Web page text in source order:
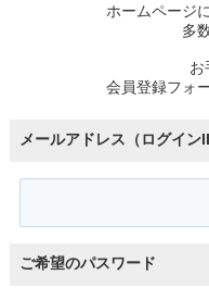
ホームページ
多
お
会員登録フォ
メールアドレス（ログイン
ご希望のパスワード